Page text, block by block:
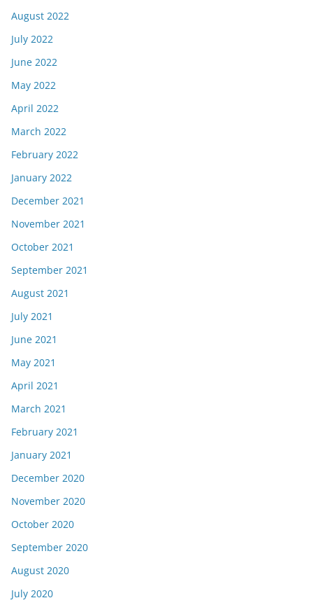
August 2022
July 2022
June 2022
May 2022
April 2022
March 2022
February 2022
January 2022
December 2021
November 2021
October 2021
September 2021
August 2021
July 2021
June 2021
May 2021
April 2021
March 2021
February 2021
January 2021
December 2020
November 2020
October 2020
September 2020
August 2020
July 2020